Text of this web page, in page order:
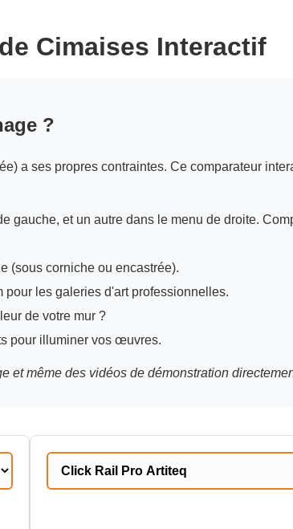
Cimaises Interactif
?
a ses propres contraintes. Ce comparateur
gauche, et un autre dans le menu de droite.
(sous corniche ou encastrée).
pour les galeries d'art professionnelles.
de votre mur ?
pour illuminer vos œuvres.
et même des vidéos de démonstration